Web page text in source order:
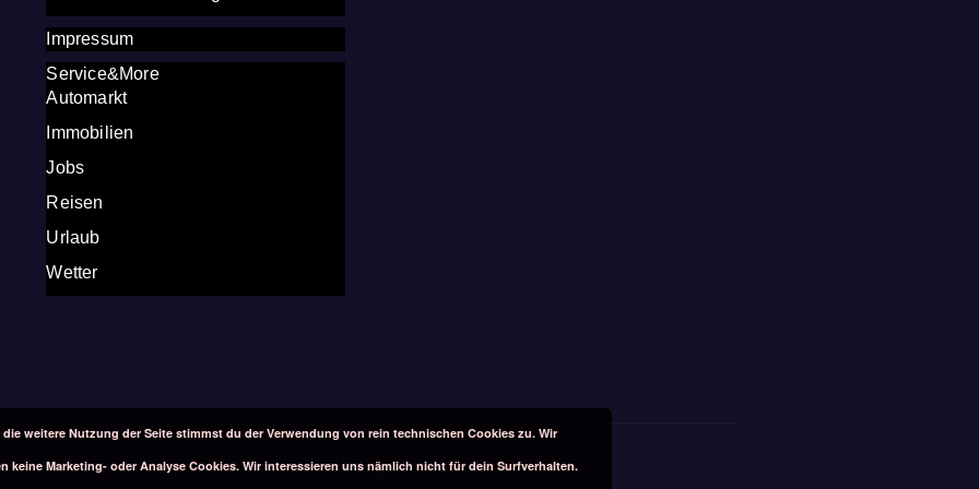
Impressum
Service&More
Automarkt
Immobilien
Jobs
Reisen
Urlaub
Wetter
die weitere Nutzung der Seite stimmst du der Verwendung von rein technischen Cookies zu. Wir
keine Marketing- oder Analyse Cookies. Wir interessieren uns nämlich nicht für dein Surfverhalten.